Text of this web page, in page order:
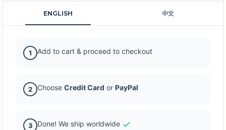
ENGLISH 中文
1 Add to cart & proceed to checkout
2 Choose Credit Card or PayPal
3 Done! We ship worldwide